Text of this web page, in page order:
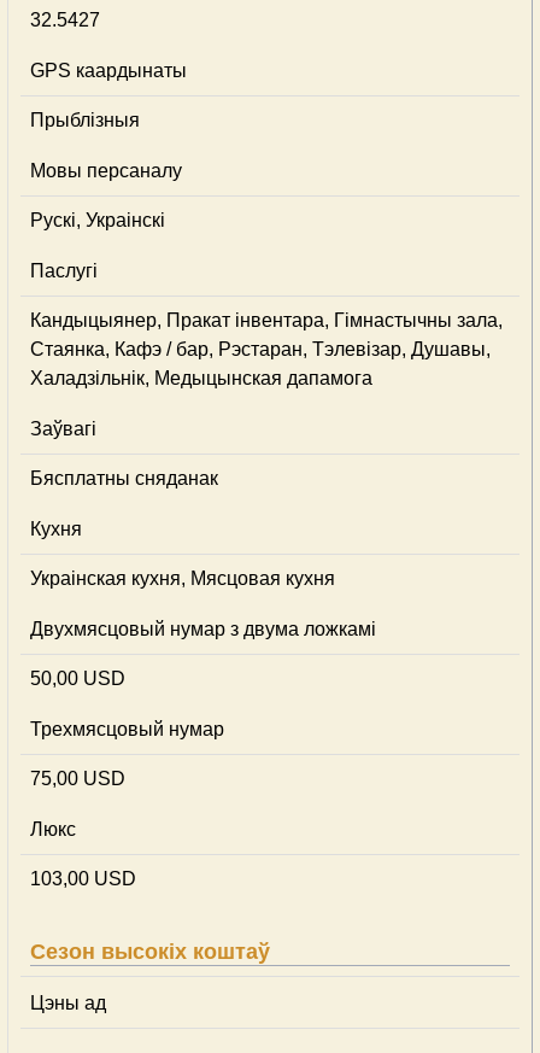
32.5427
GPS каардынаты
Прыблізныя
Мовы персаналу
Рускі, Украінскі
Паслугі
Кандыцыянер, Пракат інвентара, Гімнастычны зала,
Стаянка, Кафэ / бар, Рэстаран, Тэлевізар, Душавы,
Халадзільнік, Медыцынская дапамога
Заўвагі
Бясплатны сняданак
Кухня
Украінская кухня, Мясцовая кухня
Двухмясцовый нумар з двума ложкамі
50,00 USD
Трехмясцовый нумар
75,00 USD
Люкс
103,00 USD
Сезон высокіх коштаў
Цэны ад